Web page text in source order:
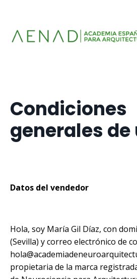
Condiciones
generales de
Datos del vendedor
Hola, soy María Gil Díaz, con
(Sevilla) y correo electrónico de
propietaria de la marca